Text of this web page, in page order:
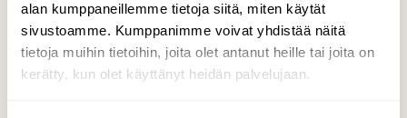
alan kumppaneillemme tietoja siitä, miten käytät
sivustoamme. Kumppanimme voivat yhdistää näitä
tietoja muihin tietoihin, joita olet antanut heille tai joita on
kerätty, kun olet käyttänyt heidän palvelujaan.
Valokuvaaja: juhani Peltonen, Turku, Pitkäsalmi
27.2.2022